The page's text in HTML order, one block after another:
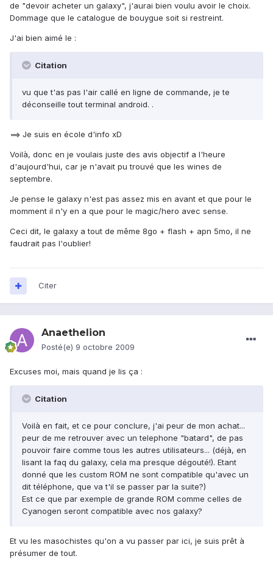
de "devoir acheter un galaxy", j'aurai bien voulu avoir le choix.
Dommage que le catalogue de bouygue soit si restreint.
J'ai bien aimé le :
Citation
vu que t'as pas l'air callé en ligne de commande, je te
déconseille tout terminal android. .
==> Je suis en école d'info xD
Voilà, donc en je voulais juste des avis objectif a l'heure
d'aujourd'hui, car je n'avait pu trouvé que les wines de
septembre.
Je pense le galaxy n'est pas assez mis en avant et que pour le
momment il n'y en a que pour le magic/hero avec sense.
Ceci dit, le galaxy a tout de même 8go + flash + apn 5mo, il ne
faudrait pas l'oublier!
Citer
Anaethelion
Posté(e) 9 octobre 2009
Excuses moi, mais quand je lis ça :
Citation
Voilà en fait, et ce pour conclure, j'ai peur de mon achat...
peur de me retrouver avec un telephone "batard", de pas
pouvoir faire comme tous les autres utilisateurs... (déjà, en
lisant la faq du galaxy, cela ma presque dégouté!). Etant
donné que les custom ROM ne sont compatible qu'avec un
dit téléphone, que va t'il se passer par la suite?)
Est ce que par exemple de grande ROM comme celles de
Cyanogen seront compatible avec nos galaxy?
Et vu les masochistes qu'on a vu passer par ici, je suis prêt à
présumer de tout.